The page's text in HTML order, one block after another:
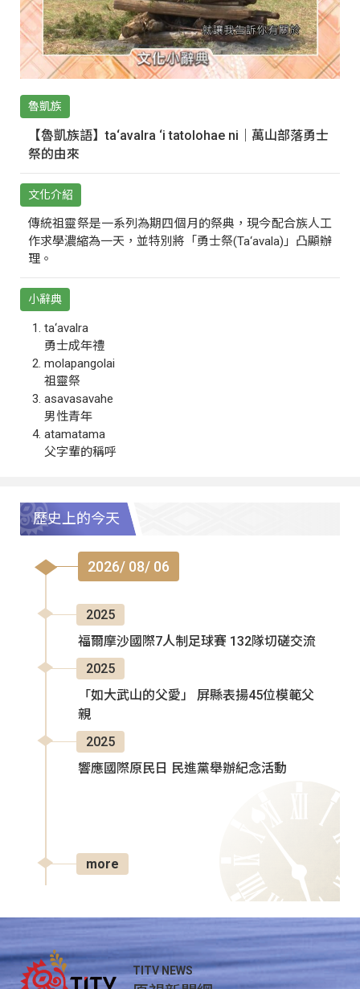
魯凱族
【魯凱族語】ta‘avalra ‘i tatolohae ni｜萬山部落勇士
祭的由來
文化介紹
傳統祖靈祭是一系列為期四個月的祭典，現今配合族人工
作求學濃縮為一天，並特別將「勇士祭(Ta‘avala)」凸顯辦
理。
小辭典
ta‘avalra
勇士成年禮
molapangolai
祖靈祭
asavasavahe
男性青年
atamatama
父字輩的稱呼
歷史上的今天
2026/ 08/ 06
2025
福爾摩沙國際7人制足球賽 132隊切磋交流
2025
「如大武山的父愛」 屏縣表揚45位模範父
親
2025
響應國際原民日 民進黨舉辦紀念活動
more
TITV NEWS